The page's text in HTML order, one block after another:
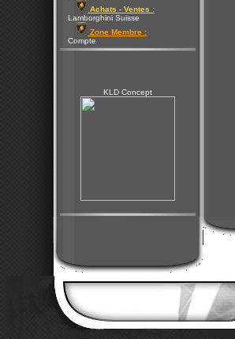
Achats - Ventes :
Lamborghini Suisse
Zone Membre :
Compte
KLD Concept